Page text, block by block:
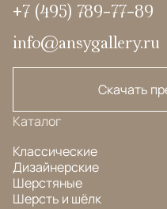
+7 (495) 789-77-89
info@ansygallery.ru
Скачать
Каталог
Классические
Дизайнерские
Шерстяные
Шерсть и шёлк